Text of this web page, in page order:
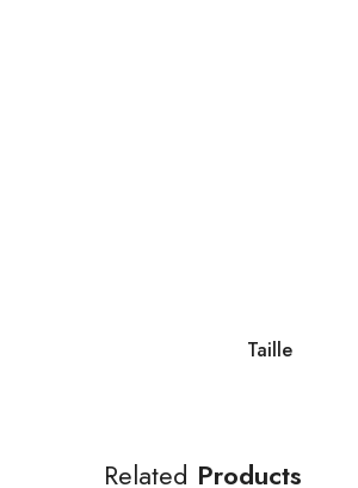
Taille
Related Products